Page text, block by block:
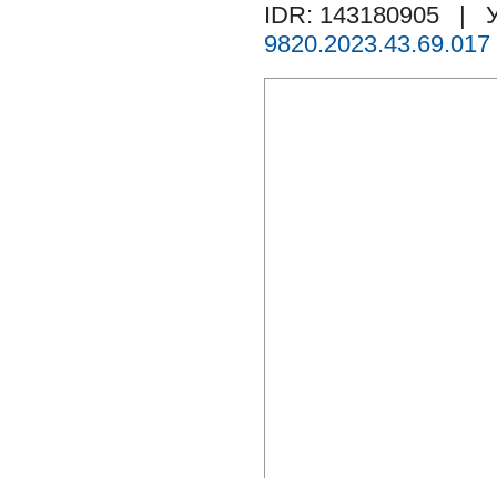
IDR: 143180905
|
9820.2023.43.69.017